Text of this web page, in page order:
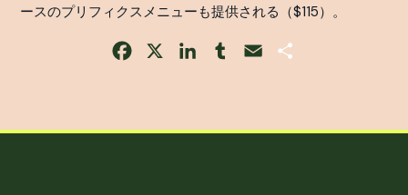
ースのプリフィクスメニューも提供される（$115）。
Facebook LinkedInTumblrEmail